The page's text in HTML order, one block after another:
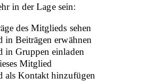
in der Lage sein:
des Mitglieds sehen
in Beiträgen erwähnen
in Gruppen einladen
Mitglied
als Kontakt hinzufügen